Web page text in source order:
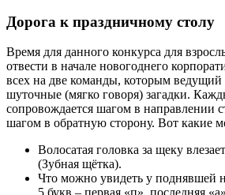
Дорога к праздничному столу
Время для данного конкурса для
отвести в начале новогоднего
всех на две команды, которым ведущий
шуточные (мягко говоря) загадки.
сопровождается шагом в направлении
шагом в обратную сторону. Вот какие
Волосатая головка за щеку
(Зубная щётка).
Что можно увидеть у поднявшей